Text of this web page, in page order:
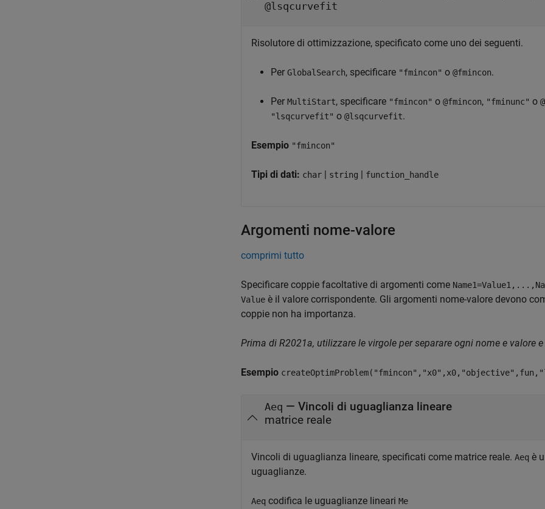
@lsqcurvefit
Risolutore di ottimizzazione, specificato come uno dei seguenti.
Per GlobalSearch, specificare "fmincon" o @fmincon.
Per MultiStart, specificare "fmincon" o @fmincon, "fminunc" o
"lsqcurvefit" o @lsqcurvefit.
Esempio "fmincon"
Tipi di dati: char | string | function_handle
Argomenti nome-valore
comprimi tutto
Specificare coppie facoltative di argomenti come
Value è il valore corrispondente. Gli argomenti nome-valore devono
coppie non ha importanza.
Prima di R2021a, utilizzare le virgole per separare ogni nome e valore
Esempio
Aeq — Vincoli di uguaglianza lineare
matrice reale
Vincoli di uguaglianza lineare, specificati come matrice reale. Aeq è
uguaglianze.
Aeq codifica le uguaglianze lineari Me